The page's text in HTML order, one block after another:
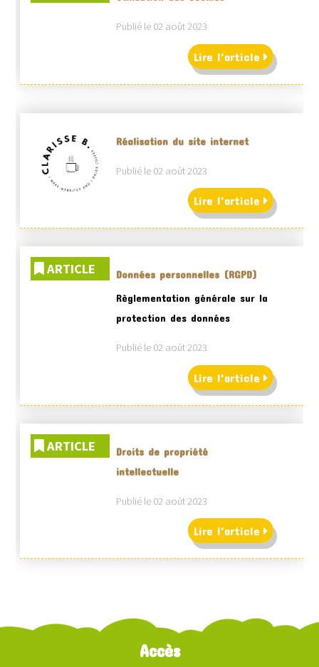
Publié le 02 août 2023
Lire l'article
Réalisation du site internet
Publié le 02 août 2023
Lire l'article
ARTICLE
Données personnelles (RGPD)
Règlementation générale sur la
protection des données
Publié le 02 août 2023
Lire l'article
ARTICLE
Droits de propriété
intellectuelle
Publié le 02 août 2023
Lire l'article
Accès